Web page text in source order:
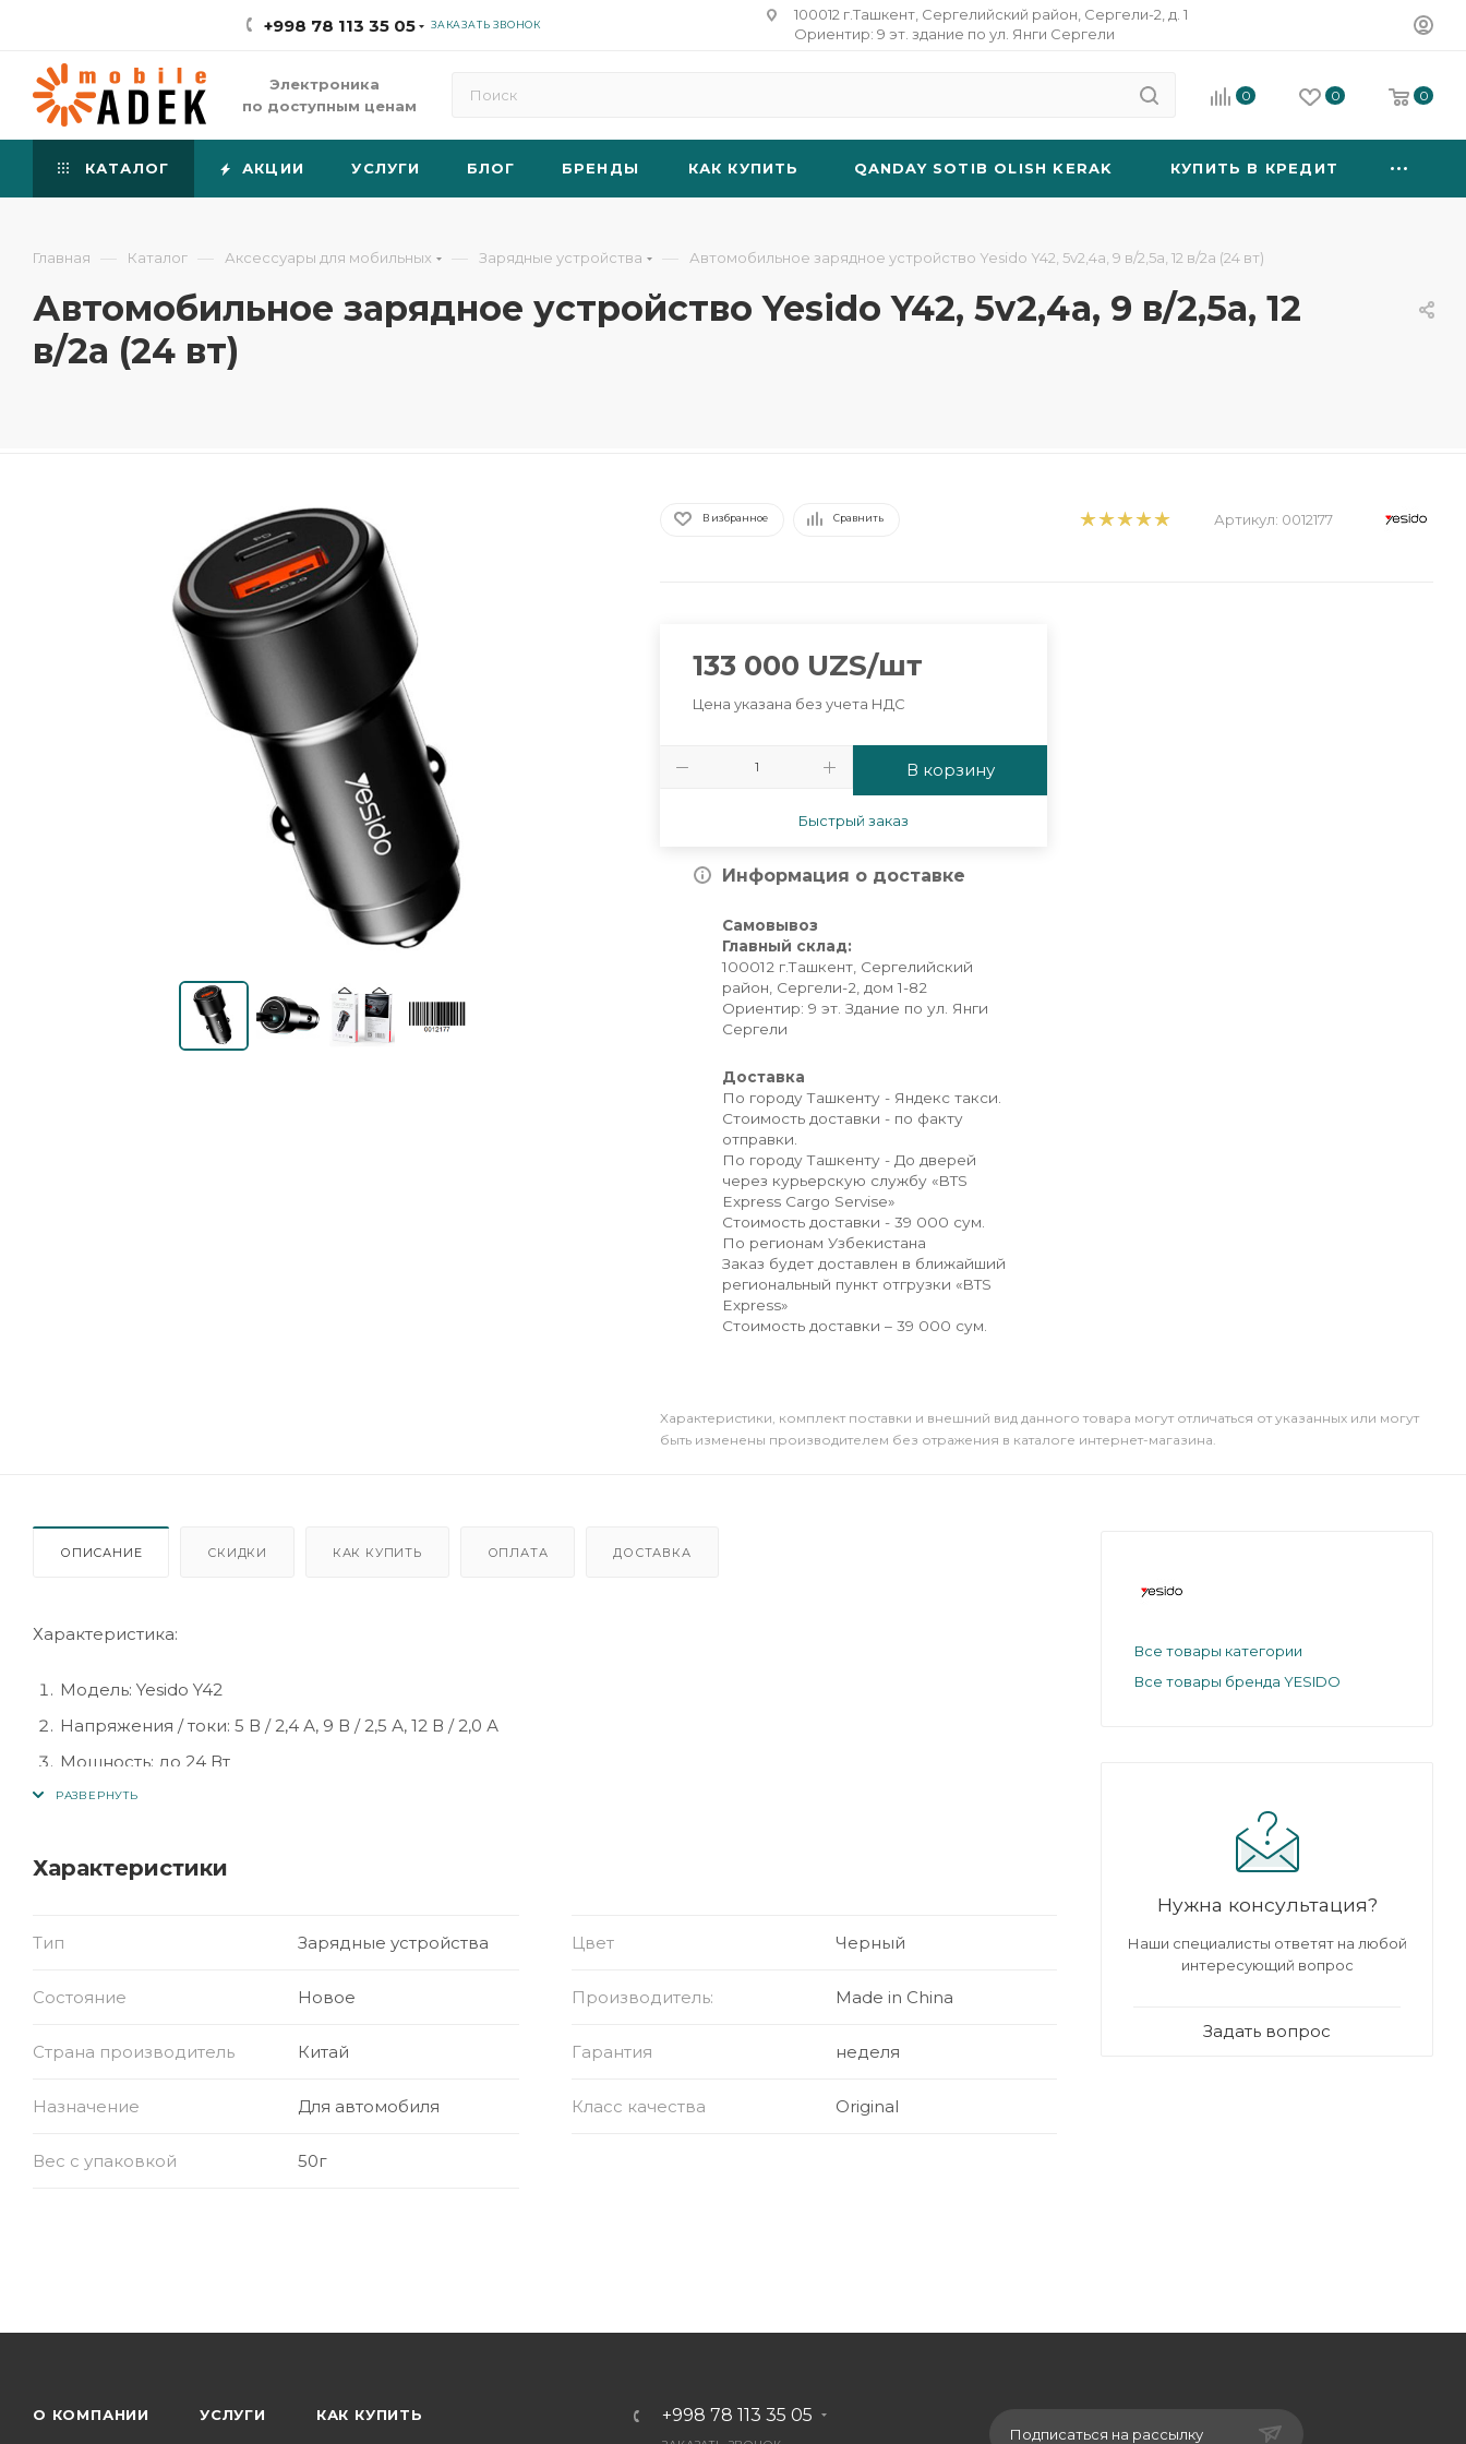
+998 78 113 35 05 ЗАКАЗАТЬ ЗВОНОК
100012 г.Ташкент, Сергелийский район, Сергели-2, д. 1
Ориентир: 9 эт. здание по ул. Янги Сергели
Электроника
по доступным ценам
0 0 0
КАТАЛОГ АКЦИИ УСЛУГИ БЛОГ БРЕНДЫ КАК КУПИТЬ QANDAY SOTIB OLISH KERAK КУПИТЬ В КРЕДИТ
Главная — Каталог — Аксессуары для мобильных — Зарядные устройства — Автомобильное зарядное устройство Yesido Y42, 5v2,4a, 9 в/2,5а, 12 в/2а (24 вт)
Автомобильное зарядное устройство Yesido Y42, 5v2,4a, 9 в/2,5а, 12
в/2а (24 вт)
В избранное Сравнить Артикул: 0012177
133 000 UZS/шт
Цена указана без учета НДС
В корзину
Быстрый заказ
Информация о доставке
Самовывоз
Главный склад:
100012 г.Ташкент, Сергелийский
район, Сергели-2, дом 1-82
Ориентир: 9 эт. Здание по ул. Янги
Сергели
Доставка
По городу Ташкенту - Яндекс такси.
Стоимость доставки - по факту
отправки.
По городу Ташкенту - До дверей
через курьерскую службу «BTS
Express Cargo Servise»
Стоимость доставки - 39 000 сум.
По регионам Узбекистана
Заказ будет доставлен в ближайший
региональный пункт отгрузки «BTS
Express»
Стоимость доставки – 39 000 сум.
Xарактеристики, комплект поставки и внешний вид данного товара могут отличаться от указанных или могут
быть изменены производителем без отражения в каталоге интернет-магазина.
ОПИСАНИЕ СКИДКИ КАК КУПИТЬ ОПЛАТА ДОСТАВКА
Характеристика:
Модель: Yesido Y42
Напряжения / токи: 5 В / 2,4 А, 9 В / 2,5 А, 12 В / 2,0 А
Мощность: до 24 Вт
Тип: автомобильное зарядное устройство
Совместимость: смартфоны, планшеты и другие USB-устройства
Материал корпуса: огнестойкий пластик / металлические детали
Дополнительно: стабильное распределение тока, работа при 12/24 В бортовой сети
Характеристики
Тип Зарядные устройства Цвет Черный
Состояние Новое Производитель: Made in China
Страна производитель Китай Гарантия неделя
Назначение Для автомобиля Класс качества Original
Вес с упаковкой 50г
Все товары категории
Все товары бренда YESIDO
Нужна консультация?
Наши специалисты ответят на любой
интересующий вопрос
Задать вопрос
О КОМПАНИИ УСЛУГИ КАК КУПИТЬ +998 78 113 35 05
Подписаться на рассылку